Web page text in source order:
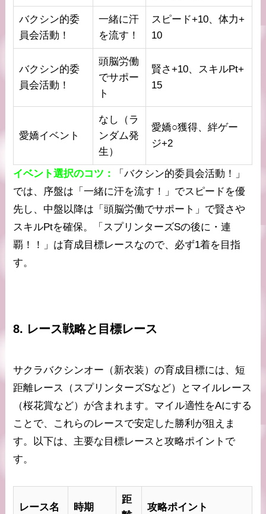
バクシン的委
員会活動！
一緒に汗
を流す！
スピード+10、体力+
10
バクシン的委
員会活動！
頭脳労働
でサポー
ト
賢さ+10、スキルPt+
15
愛嬌イベント
なし（ラ
ンダム発
生）
愛嬌○獲得、絆ゲー
ジ+2
イベント選択のコツ：
「バクシン的委員会活動！」
では、序盤は「一緒に汗を流す！」でスピードを優
先し、中盤以降は「頭脳労働でサポート」で賢さや
スキルPtを確保。「スプリンターズSの後に・連
覇！！」は育成目標レースなので、必ず1着を目指
す。
8. レース戦略と目標レース
サクラバクシンオー（新衣装）の育成目標には、短
距離レース（スプリンターズSなど）とマイルレース
（桜花賞など）が含まれます。マイル適性をAにする
ことで、これらのレースで安定した勝利が狙えま
す。以下は、主要な目標レースと攻略ポイントで
す。
レース名 時期
距
攻略ポイント